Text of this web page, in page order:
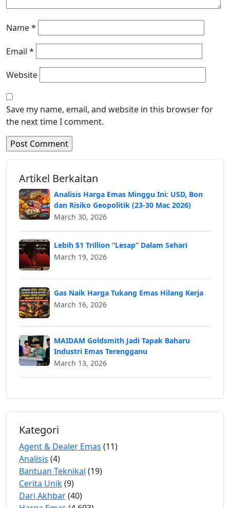
Name*
Email *
Website
Save my name, email, and website in this browser for
the next time I comment.
Artikel Berkaitan
Analisis Harga Emas Minggu Ini: USD, Bon
dan Risiko Geopolitik (23-30 Mac 2026)
March 30, 2026
Lebih $1 Trillion “Lesap” Dalam Sehari
March 19, 2026
Gas Naik Harga Tukang Emas Hilang Kerja
March 16, 2026
MAIDAM Goldsmith Jadi Tapak Baharu
Industri Emas Terengganu
March 13, 2026
Kategori
Agent & Dealer Emas (11)
Analisis (4)
Bantuan Teknikal (19)
Cerita Unik(9)
Dari Akhbar(40)